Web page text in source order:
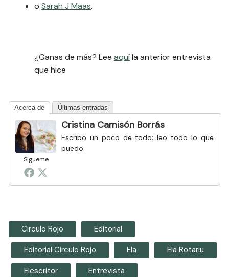
oSarah J Maas.
¿Ganas de más? Leeaquíla anterior entrevista
que hice
Acerca de Últimas entradas
Sigueme
Cristina Camisón Borrás
Escribo un poco de todo; leo todo lo que
puedo.
Circulo Rojo Editorial
Editorial Circulo Rojo Ela Ela Rotariu
Elescritor Entrevista